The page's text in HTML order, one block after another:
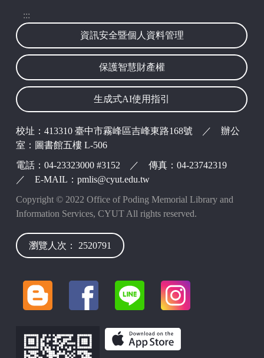
波錠映像
:::
資訊安全暨個人資料管理
保護智慧財產權
生成式AI使用指引
校址：413310 臺中市霧峰區吉峰東路168號 ／ 辦公
室：圖書館五樓 L-506
電話：04-23323000 #3152 ／ 傳真：04-23742319
／ E-MAIL：pmlis@cyut.edu.tw
Copyright © 2022 Office of Poding Memorial Library and
Information Services, CYUT All rights reserved.
瀏覽人次： 2520791